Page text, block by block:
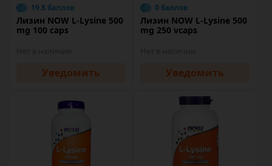
19.8 баллов
Лизин NOW L-Lysine 500
mg 100 caps
Уведомить
0 баллов
Лизин NOW L-Lysine 500
mg 250 vcaps
Уведомить